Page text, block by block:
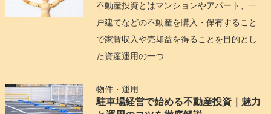
不動産投資とはマンションやアパート、一
戸建てなどの不動産を購入・保有すること
で家賃収入や売却益を得ることを目的とし
た資産運用の一つ…
物件・運用
駐車場経営で始める不動産投資｜魅力